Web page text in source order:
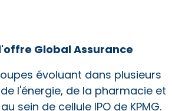
Global Assurance
évoluant dans plusieurs
l'énergie, de la pharmacie et